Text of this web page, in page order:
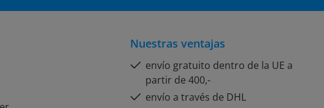
Nuestras ventajas
envío gratuito dentro de la UE a
partir de 400,-
envío a través de DHL